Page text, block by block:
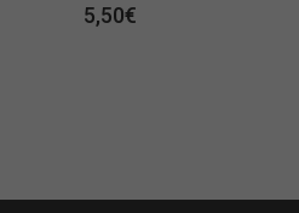
5,50€